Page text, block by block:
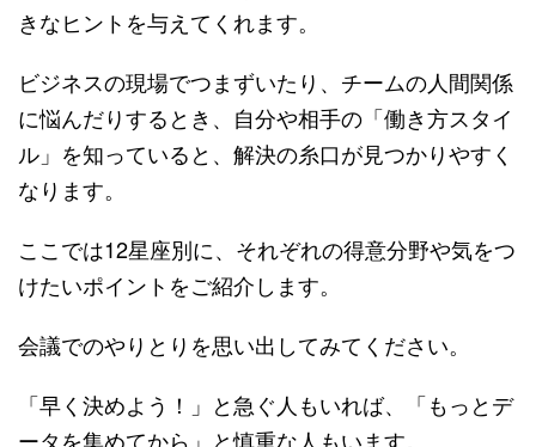
きなヒントを与えてくれます。
ビジネスの現場でつまずいたり、チームの人間関係
に悩んだりするとき、自分や相手の「働き方スタイ
ル」を知っていると、解決の糸口が見つかりやすく
なります。
ここでは12星座別に、それぞれの得意分野や気をつ
けたいポイントをご紹介します。
会議でのやりとりを思い出してみてください。
「早く決めよう！」と急ぐ人もいれば、「もっとデ
ータを集めてから」と慎重な人もいます。